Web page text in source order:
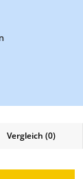
Vergleich (0)